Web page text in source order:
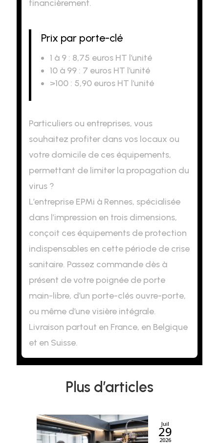
financièrement.
Prix par porte-clé
1 à 9 : 8,75 euros HT l’unité
10 à 99 : 7 euros HT l’unité
>100 : 5,90 euros HT l’unité
Particuliers ou entreprises, vous
souhaitez profiter dans vos locaux ou
votre domicile de ces équipements,
permettant de limiter la propagation du
virus ?
L’entreprise EPMi à Rennes, spécialisée
dans l’impression en trois dimensions,
conçoit ces équipements de protection
indispensables en cette période de crise
sanitaire. Passez commande dès à
présent de votre poignée de porte
main-libre, d’un porte-clés ouvre-porte,
ou même d’une visière intégrale.
Livraison partout en France, en Belgique
et en Suisse.
Plus d’articles
Juil
29
2026